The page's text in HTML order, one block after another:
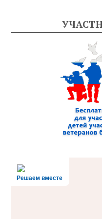
Решаем вместе